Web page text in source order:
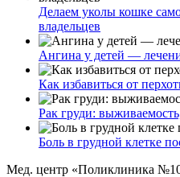
Делаем уколы кошке
владельцев
Ангина у детей —
Как избавиться от
Рак груди:
Боль в грудной клетке
Мед. центр «Поликлиника